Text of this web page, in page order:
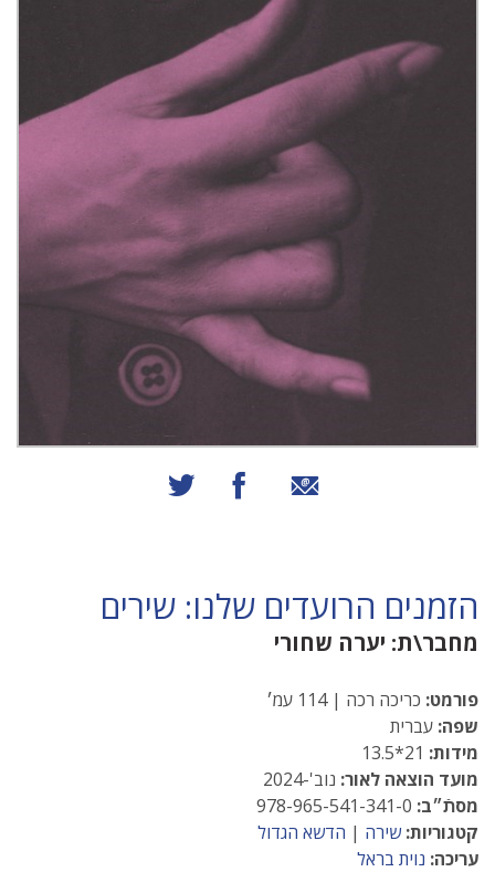
שיתוף באמצעות אימייל
שיתוף בפייסבוק
הזמנים הרועדים שלנו: שירים
מחבר\ת: יערה שחורי
פורמט: כריכה רכה | 114 עמ׳
שפה: עברית
מידות:
מועד הוצאה לאור: נוב'-2024
מסתֿ״ב:
קטגוריות: שירה | הדשא הגדול
עריכה: נוית בראל